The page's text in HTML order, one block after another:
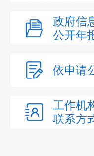
政府信
公开年
依申请
工作机
联系方